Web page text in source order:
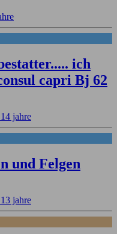
ich
capri Bj 62
jahre
und Felgen
jahre